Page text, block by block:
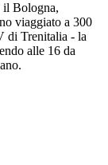
il Bologna,
viaggiato a 300
di Trenitalia - la
alle 16 da